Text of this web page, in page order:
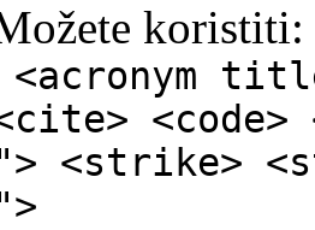
koristiti:
<code>
<strike>